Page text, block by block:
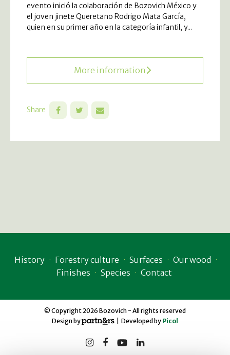
evento inició la colaboración de Bozovich México y
el joven jinete Queretano Rodrigo Mata García,
quien en su primer año en la categoría infantil, y...
More information
Share
History Forestry culture Surfaces
Our wood
Finishes
Species Contact
© Copyright 2026 Bozovich - All rights reserved
Design by
| Developed by Picol